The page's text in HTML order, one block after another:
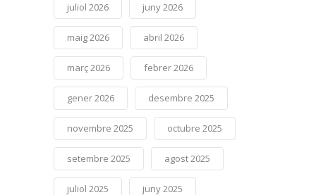
juliol 2026 juny 2026
maig 2026 abril 2026
març 2026 febrer 2026
gener 2026 desembre 2025
novembre 2025 octubre 2025
setembre 2025 agost 2025
juliol 2025 juny 2025